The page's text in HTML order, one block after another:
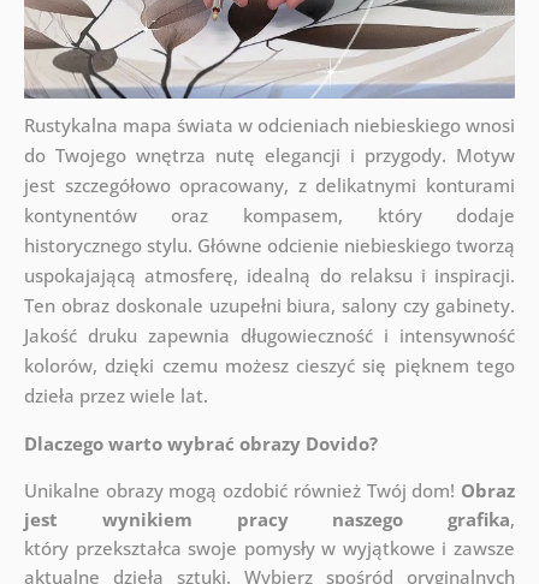
Rustykalna mapa świata w odcieniach niebieskiego wnosi
do Twojego wnętrza nutę elegancji i przygody. Motyw
jest szczegółowo opracowany, z delikatnymi konturami
kontynentów oraz kompasem, który dodaje
historycznego stylu. Główne odcienie niebieskiego tworzą
uspokajającą atmosferę, idealną do relaksu i inspiracji.
Ten obraz doskonale uzupełni biura, salony czy gabinety.
Jakość druku zapewnia długowieczność i intensywność
kolorów, dzięki czemu możesz cieszyć się pięknem tego
dzieła przez wiele lat.
Dlaczego warto wybrać obrazy Dovido?
Unikalne obrazy mogą ozdobić również Twój dom! Obraz
jest wynikiem pracy naszego grafika,
który przekształca swoje pomysły w wyjątkowe i zawsze
aktualne dzieła sztuki. Wybierz spośród oryginalnych